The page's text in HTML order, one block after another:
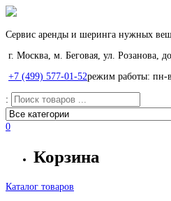
Сервис аренды и шеринга нужных
г. Москва, м. Беговая, ул. Розанова,
+7 (499) 577-01-52режим работы: пн-
:
0
Корзина
Каталог товаров